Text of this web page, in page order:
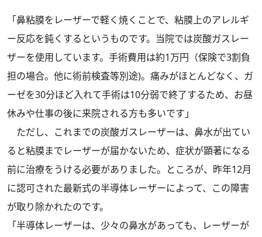
「鼻粘膜をレーザーで軽く焼くことで、粘膜上のアレルギ
ー反応を鈍くするというものです。当院では炭酸ガスレー
ザーを使用しています。手術費用は約1万円（保険で3割負
担の場合。他に術前検査等別途)。痛みがほとんどなく、ガ
ーゼを30分ほど入れて手術は10分弱で終了するため、お昼
休みや仕事の後に来院される方も多いです」
ただし、これまでの炭酸ガスレーザーは、鼻水が出てい
ると粘膜までレーザーが届かないため、症状が顕著になる
前に治療をうける必要がありました。ところが、昨年12月
に認可された最新式の半導体レーザーによって、この障害
が取り除かれたのです。
「半導体レーザーは、少々の鼻水があっても、レーザーが